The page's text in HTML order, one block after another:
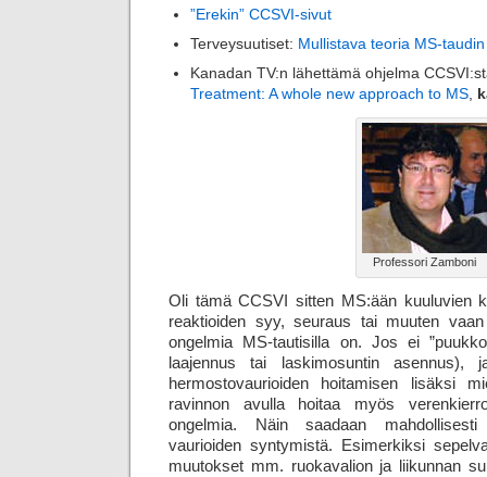
”Erekin” CCSVI-sivut
Terveysuutiset: Mullistava teoria MS-
Kanadan TV:n lähettämä ohjelma
Treatment: A whole new approach to MS
Professori Zamboni
Oli tämä CCSVI sitten MS:ään kuuluvien
reaktioiden syy, seuraus tai muuten
ongelmia MS-tautisilla on. Jos ei
laajennus tai laskimo­suntin asennus),
hermosto­vaurioiden hoitamisen lisäksi
ravinnon avulla hoitaa myös
ongelmia. Näin saadaan mahdollisesti
vaurioiden syntymistä. Esimerkiksi
muutokset mm. ruoka­valion ja liikunnan